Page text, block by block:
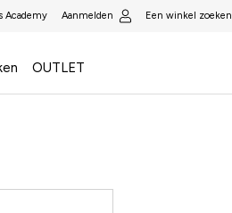
Academy Aanmelden Een winkel zoeken
OUTLET